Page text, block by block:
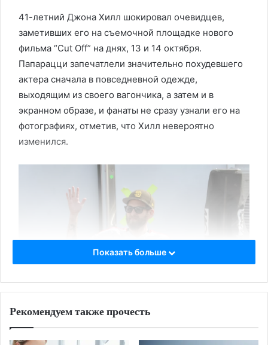
41-летний Джона Хилл шокировал очевидцев,
заметивших его на съемочной площадке нового
фильма “Cut Off” на днях, 13 и 14 октября.
Папарацци запечатлели значительно похудевшего
актера сначала в повседневной одежде,
выходящим из своего вагончика, а затем и в
экранном образе, и фанаты не сразу узнали его на
фотографиях, отметив, что Хилл невероятно
изменился.
Показать больше
Рекомендуем также прочесть